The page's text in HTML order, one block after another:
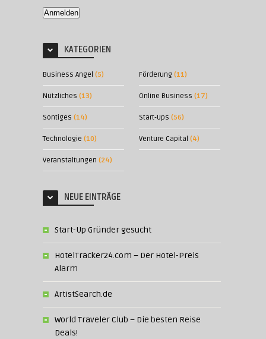
Anmelden
KATEGORIEN
Business Angel (5) Förderung(11)
Nützliches (13) Online Business (17)
Sontiges (14) Start-Ups (56)
Technologie (10) Venture Capital (4)
Veranstaltungen (24)
NEUE EINTRÄGE
Start-Up Gründer gesucht
HotelTracker24.com – Der Hotel-Preis
Alarm
ArtistSearch.de
World Traveler Club – Die besten Reise
Deals!